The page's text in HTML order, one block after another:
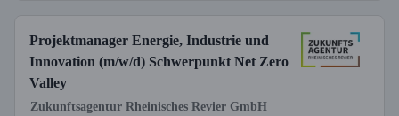
Projektmanager Energie, Industrie und
Innovation (m/w/d) Schwerpunkt Net Zero
Valley
Zukunftsagentur Rheinisches Revier GmbH